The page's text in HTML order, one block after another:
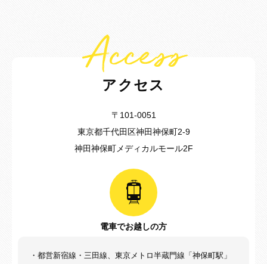
Access
アクセス
〒101-0051
東京都千代田区神田神保町2-9
神田神保町メディカルモール2F
電車でお越しの方
・都営新宿線・三田線、東京メトロ半蔵門線「神保町駅」